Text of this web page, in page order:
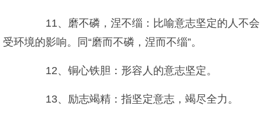
11、磨不磷，涅不缁：比喻意志坚定的人不会
受环境的影响。同“磨而不磷，涅而不缁”。
12、铜心铁胆：形容人的意志坚定。
13、励志竭精：指坚定意志，竭尽全力。